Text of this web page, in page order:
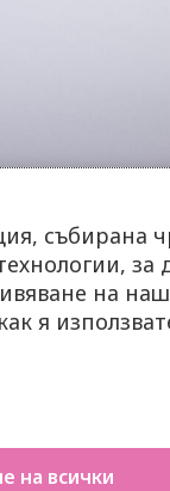
събирана
за
на
я
на всички